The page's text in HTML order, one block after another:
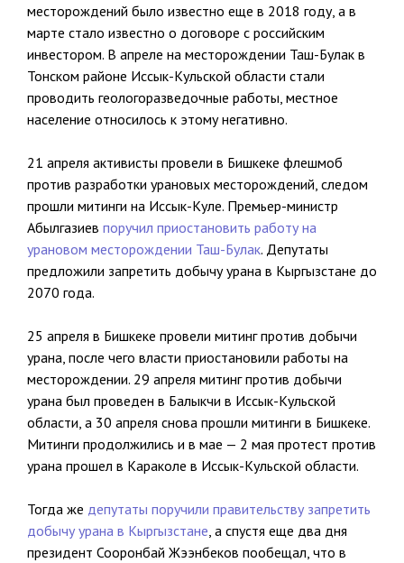
месторождений было известно еще в 2018 году, а в
марте стало известно о договоре с российским
инвестором. В апреле на месторождении Таш-Булак в
Тонском районе Иссык-Кульской области стали
проводить геологоразведочные работы, местное
население относилось к этому негативно.
21 апреля активисты провели в Бишкеке флешмоб
против разработки урановых месторождений, следом
прошли митинги на Иссык-Куле. Премьер-министр
Абылгазиев поручил приостановить работу на
урановом месторождении Таш-Булак. Депутаты
предложили запретить добычу урана в Кыргызстане до
2070 года.
25 апреля в Бишкеке провели митинг против добычи
урана, после чего власти приостановили работы на
месторождении. 29 апреля митинг против добычи
урана был проведен в Балыкчи в Иссык-Кульской
области, а 30 апреля снова прошли митинги в Бишкеке.
Митинги продолжились и в мае — 2 мая протест против
урана прошел в Караколе в Иссык-Кульской области.
Тогда же депутаты поручили правительству запретить
добычу урана в Кыргызстане, а спустя еще два дня
президент Сооронбай Жээнбеков пообещал, что в